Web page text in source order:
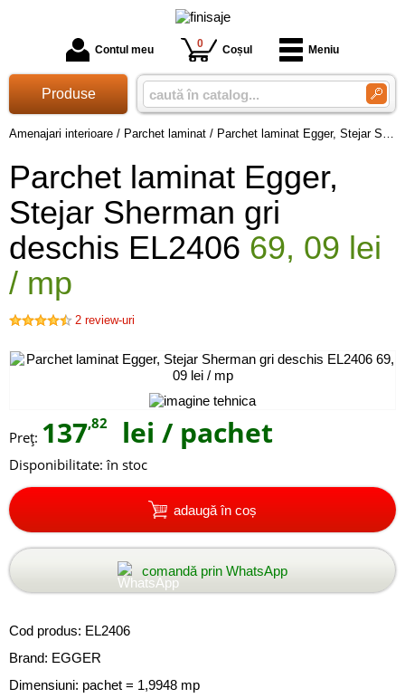
Contul meu 0 Coșul Meniu
Produse
Amenajari interioare / Parchet laminat / Parchet laminat Egger, Stejar Sherman gri deschis EL2406 69, 09 lei / mp
Parchet laminat Egger,
Stejar Sherman gri
deschis EL2406 69, 09 lei
/ mp
2 review-uri
Preţ: 137,82 lei / pachet
Disponibilitate: în stoc
adaugă în coș
comandă prin WhatsApp
Cod produs: EL2406
Brand: EGGER
Dimensiuni: pachet = 1,9948 mp